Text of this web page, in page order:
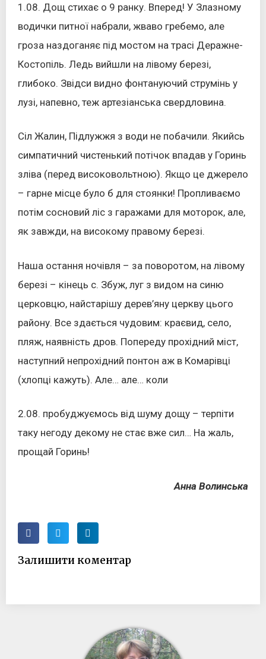
1.08. Дощ стихає о 9 ранку. Вперед! У Злазному
водички питної набрали, жваво гребемо, але
гроза наздоганяє під мостом на трасі Деражне-
Костопіль. Ледь вийшли на лівому березі,
глибоко. Звідси видно фонтануючий струмінь у
лузі, напевно, теж артезіанська свердловина.
Сіл Жалин, Підлужжя з води не побачили. Якийсь
симпатичний чистенький потічок впадав у Горинь
зліва (перед високовольтною). Якщо це джерело
– гарне місце було б для стоянки! Пропливаємо
потім сосновий ліс з гаражами для моторок, але,
як завжди, на високому правому березі.
Наша остання ночівля – за поворотом, на лівому
березі – кінець с. Збуж, луг з видом на синю
церковцю, найстарішу дерев’яну церкву цього
району. Все здається чудовим: краєвид, село,
пляж, наявність дров. Попереду прохідний міст,
наступний непрохідний понтон аж в Комарівці
(хлопці кажуть). Але… але… коли
2.08. пробуджуємось від шуму дощу – терпіти
таку негоду декому не стає вже сил… На жаль,
прощай Горинь!
Анна Волинська
Залишити коментар